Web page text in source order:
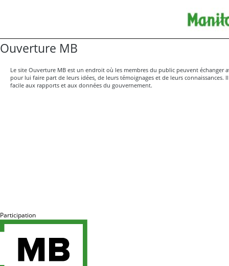
Ouverture MB
Le site Ouverture MB est un endroit où les membres du public peuvent échanger
pour lui faire part de leurs idées, de leurs témoignages et de leurs connaissances.
facile aux rapports et aux données du gouvernement.
Participation